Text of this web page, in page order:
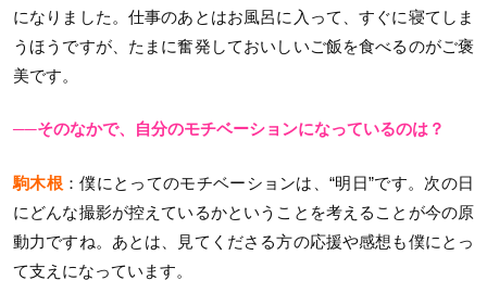
になりました。仕事のあとはお風呂に入って、すぐに寝てしま
うほうですが、たまに奮発しておいしいご飯を食べるのがご褒
美です。
──そのなかで、自分のモチベーションになっているのは？
駒木根：僕にとってのモチベーションは、“明日”です。次の日
にどんな撮影が控えているかということを考えることが今の原
動力ですね。あとは、見てくださる方の応援や感想も僕にとっ
て支えになっています。